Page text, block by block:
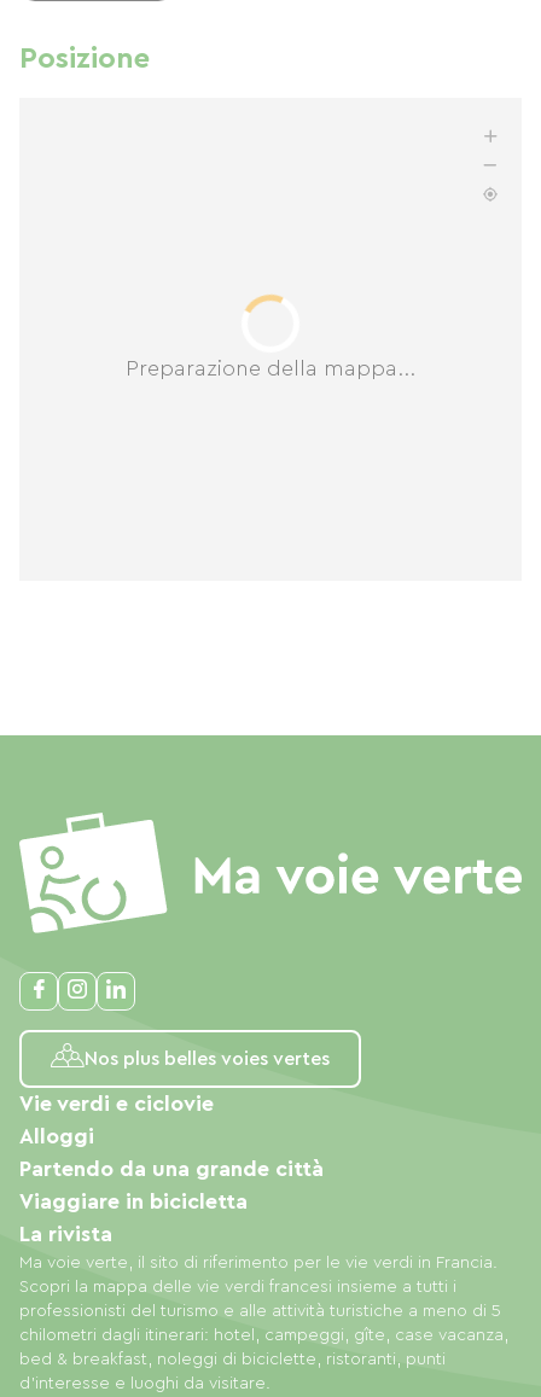
Posizione
Preparazione della mappa...
Nos plus belles voies vertes
Ma voie verte, il sito di riferimento per le vie verdi in Francia.
Scopri la mappa delle vie verdi francesi insieme a tutti i
professionisti del turismo e alle attività turistiche a meno di 5
chilometri dagli itinerari: hotel, campeggi, gîte, case vacanza,
bed & breakfast, noleggi di biciclette, ristoranti, punti
d'interesse e luoghi da visitare.
Vie verdi e ciclovie
Alloggi
Partendo da una grande città
Viaggiare in bicicletta
La rivista